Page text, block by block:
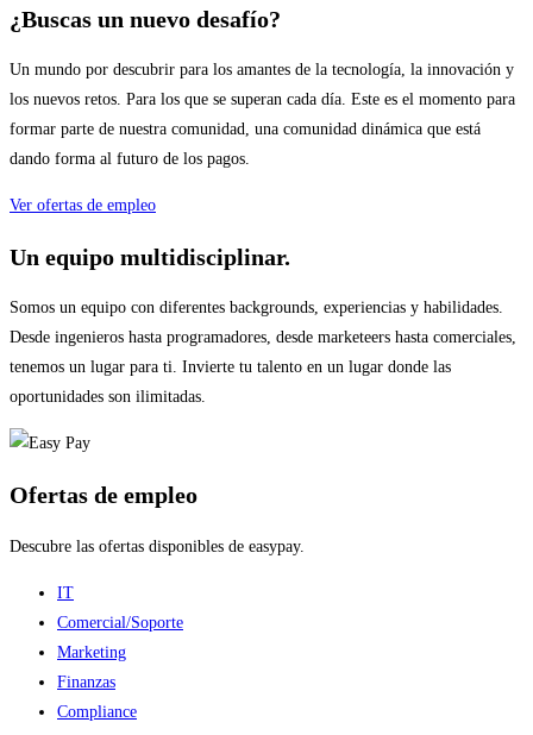
¿Buscas un nuevo desafío?
Un mundo por descubrir para los amantes de la tecnología, la innovación y
los nuevos retos. Para los que se superan cada día. Este es el momento para
formar parte de nuestra comunidad, una comunidad dinámica que está
dando forma al futuro de los pagos.
Ver ofertas de empleo
Un equipo multidisciplinar.
Somos un equipo con diferentes backgrounds, experiencias y habilidades.
Desde ingenieros hasta programadores, desde marketeers hasta comerciales,
tenemos un lugar para ti. Invierte tu talento en un lugar donde las
oportunidades son ilimitadas.
Ofertas de empleo
Descubre las ofertas disponibles de easypay.
IT
Comercial/Soporte
Marketing
Finanzas
Compliance